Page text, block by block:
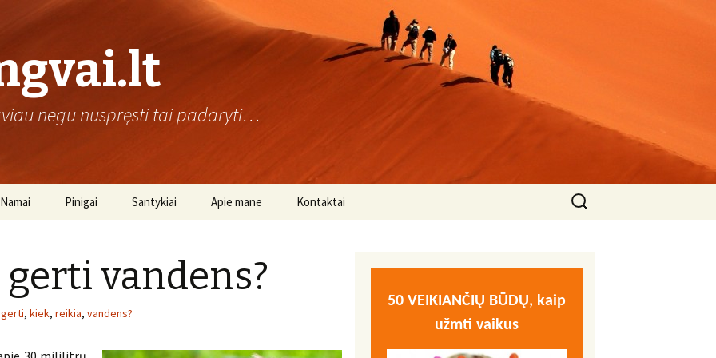
negu nuspręsti tai padaryti…
burbulai
žaidimai vaikams
Namai
virtuvė maisto gaminimas
naminiai gyvūnai
Pinigai
Elektrum
Rekomendacijos Kodas
Elektrum Nuolaidos
Santykiai Apie mane Kontaktai
Ieškoti:
vandens?
gerti, kiek, reikia, vandens?
50 VEIKIANČIŲ BŪDŲ, kaip
užmti vaikus